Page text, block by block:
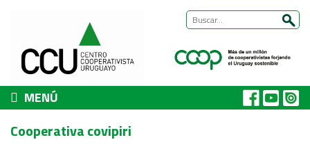
MENÚ
Presentación
Cooperativa covipiri